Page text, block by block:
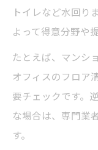
トイレなど水回り
よって得意分野や
たとえば、マンシ
オフィスのフロア
要チェックです。
な場合は、専門業
す。